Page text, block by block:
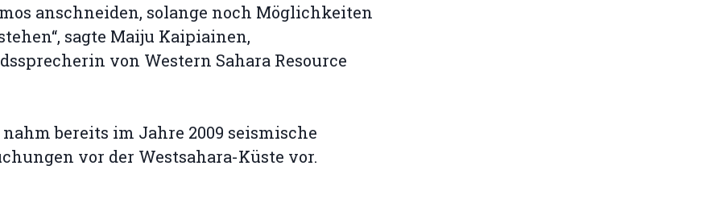
anschneiden, solange noch Möglichkeiten
sagte Maiju Kaipiainen,
von Western Sahara Resource
nahm bereits im Jahre 2009 seismische
vor der Westsahara-Küste vor.